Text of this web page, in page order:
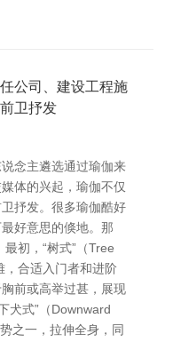
公司、建设工程施
卫抒发
念主遴选通过瑜伽来
体的兴起，瑜伽不仅
抒发。很多瑜伽酷好
好意思的倏地。那
初，“树式”（Tree
，合适入门者和进阶
前或高举过甚，展现
犬式”（Downward
之一，拉伸全身，同